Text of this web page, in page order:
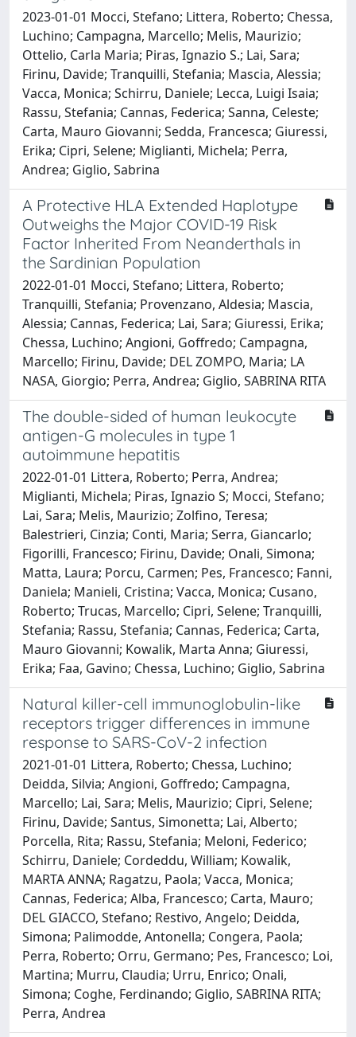
2023-01-01 Mocci, Stefano; Littera, Roberto; Chessa,
Luchino; Campagna, Marcello; Melis, Maurizio;
Ottelio, Carla Maria; Piras, Ignazio S.; Lai, Sara;
Firinu, Davide; Tranquilli, Stefania; Mascia, Alessia;
Vacca, Monica; Schirru, Daniele; Lecca, Luigi Isaia;
Rassu, Stefania; Cannas, Federica; Sanna, Celeste;
Carta, Mauro Giovanni; Sedda, Francesca; Giuressi,
Erika; Cipri, Selene; Miglianti, Michela; Perra,
Andrea; Giglio, Sabrina
A Protective HLA Extended Haplotype
Outweighs the Major COVID-19 Risk
Factor Inherited From Neanderthals in
the Sardinian Population
2022-01-01 Mocci, Stefano; Littera, Roberto;
Tranquilli, Stefania; Provenzano, Aldesia; Mascia,
Alessia; Cannas, Federica; Lai, Sara; Giuressi, Erika;
Chessa, Luchino; Angioni, Goffredo; Campagna,
Marcello; Firinu, Davide; DEL ZOMPO, Maria; LA
NASA, Giorgio; Perra, Andrea; Giglio, SABRINA RITA
The double-sided of human leukocyte
antigen-G molecules in type 1
autoimmune hepatitis
2022-01-01 Littera, Roberto; Perra, Andrea;
Miglianti, Michela; Piras, Ignazio S; Mocci, Stefano;
Lai, Sara; Melis, Maurizio; Zolfino, Teresa;
Balestrieri, Cinzia; Conti, Maria; Serra, Giancarlo;
Figorilli, Francesco; Firinu, Davide; Onali, Simona;
Matta, Laura; Porcu, Carmen; Pes, Francesco; Fanni,
Daniela; Manieli, Cristina; Vacca, Monica; Cusano,
Roberto; Trucas, Marcello; Cipri, Selene; Tranquilli,
Stefania; Rassu, Stefania; Cannas, Federica; Carta,
Mauro Giovanni; Kowalik, Marta Anna; Giuressi,
Erika; Faa, Gavino; Chessa, Luchino; Giglio, Sabrina
Natural killer-cell immunoglobulin-like
receptors trigger differences in immune
response to SARS-CoV-2 infection
2021-01-01 Littera, Roberto; Chessa, Luchino;
Deidda, Silvia; Angioni, Goffredo; Campagna,
Marcello; Lai, Sara; Melis, Maurizio; Cipri, Selene;
Firinu, Davide; Santus, Simonetta; Lai, Alberto;
Porcella, Rita; Rassu, Stefania; Meloni, Federico;
Schirru, Daniele; Cordeddu, William; Kowalik,
MARTA ANNA; Ragatzu, Paola; Vacca, Monica;
Cannas, Federica; Alba, Francesco; Carta, Mauro;
DEL GIACCO, Stefano; Restivo, Angelo; Deidda,
Simona; Palimodde, Antonella; Congera, Paola;
Perra, Roberto; Orru, Germano; Pes, Francesco; Loi,
Martina; Murru, Claudia; Urru, Enrico; Onali,
Simona; Coghe, Ferdinando; Giglio, SABRINA RITA;
Perra, Andrea